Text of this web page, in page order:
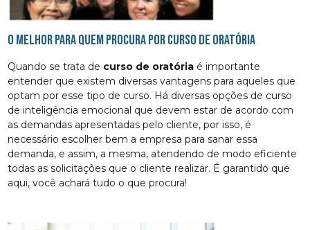
O melhor para quem procura por curso de oratória
Quando se trata de curso de oratória é importante
entender que existem diversas vantagens para aqueles que
optam por esse tipo de curso. Há diversas opções de curso
de inteligência emocional que devem estar de acordo com
as demandas apresentadas pelo cliente, por isso, é
necessário escolher bem a empresa para sanar essa
demanda, e assim, a mesma, atendendo de modo eficiente
todas as solicitações que o cliente realizar. É garantido que
aqui, você achará tudo o que procura!